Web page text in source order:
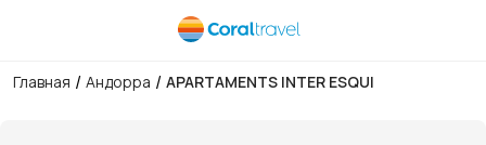
Главная / Андорра / APARTAMENTS INTER ESQUI